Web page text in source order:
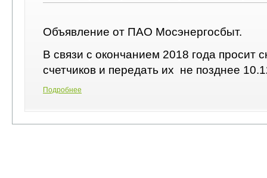
Объявление от ПАО Мосэнергосбыт.
В связи с окончанием 2018 года просит
счетчиков и передать их не позднее
Подробнее